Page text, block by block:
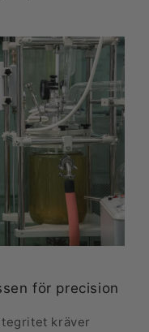
för precision
kräver